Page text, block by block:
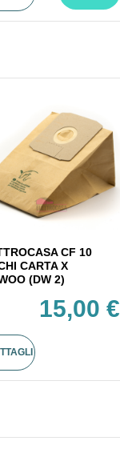
CF 10
CARTA X
(DW 2)
15,00 €